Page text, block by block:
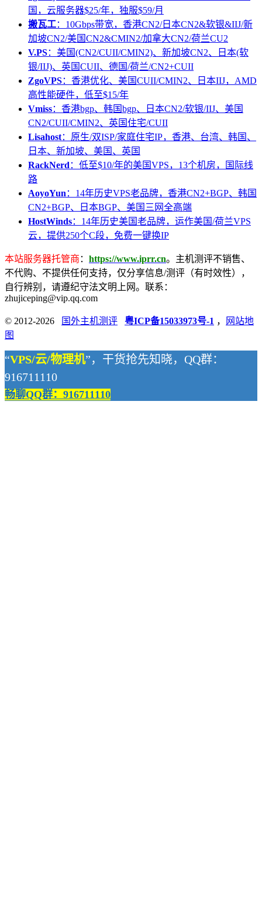
国，云服务器$25/年，独服$59/月
搬瓦工：10Gbps带宽，香港CN2/日本CN2&软银&IIJ/新
加坡CN2/美国CN2&CMIN2/加拿大CN2/荷兰CU2
V.PS：美国(CN2/CUII/CMIN2)、新加坡CN2、日本(软
银/IIJ)、英国CUII、德国/荷兰/CN2+CUII
ZgoVPS：香港优化、美国CUII/CMIN2、日本IIJ，AMD
高性能硬件，低至$15/年
Vmiss：香港bgp、韩国bgp、日本CN2/软银/IIJ、美国
CN2/CUII/CMIN2、英国住宅/CUII
Lisahost：原生/双ISP/家庭住宅IP，香港、台湾、韩国、
日本、新加坡、美国、英国
RackNerd ：低至$10/年的美国VPS，13个机房，国际线
路
AoyoYun ：14年历史VPS老品牌，香港CN2+BGP、韩国
CN2+BGP、日本BGP、美国三网全高端
HostWinds：14年历史美国老品牌，运作美国/荷兰VPS
云，提供250个C段，免费一键换IP
本站服务器托管商 ： https://www.iprr.cn。主机测评不销售、
不代购、不提供任何支持，仅分享信息/测评（有时效性），
自行辨别，请遵纪守法文明上网。联系：
zhujiceping@vip.qq.com
© 2012-2026 国外主机测评 粤ICP备15033973号-1 ，
网站地
图
“VPS/云/物理机”，干货抢先知晓，QQ群：
916711110
畅聊QQ群：916711110